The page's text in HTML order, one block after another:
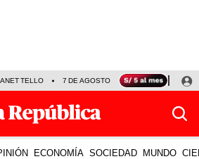
TELLO 7 DE AGOSTO TINKA RESULTADOS
ECONOMÍA SOCIEDAD MUNDO